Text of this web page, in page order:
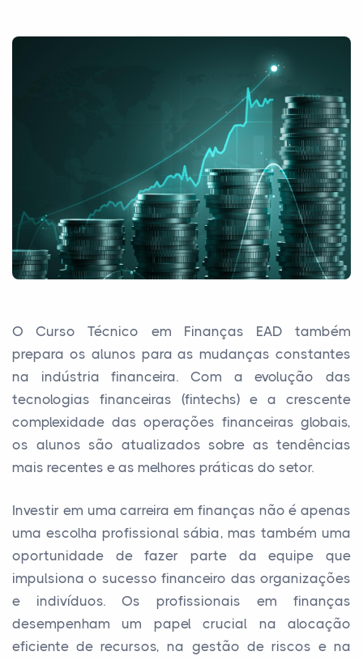
O Curso Técnico em Finanças EAD também
prepara os alunos para as mudanças constantes
na indústria financeira. Com a evolução das
tecnologias financeiras (fintechs) e a crescente
complexidade das operações financeiras globais,
os alunos são atualizados sobre as tendências
mais recentes e as melhores práticas do setor.
Investir em uma carreira em finanças não é apenas
uma escolha profissional sábia, mas também uma
oportunidade de fazer parte da equipe que
impulsiona o sucesso financeiro das organizações
e indivíduos. Os profissionais em finanças
desempenham um papel crucial na alocação
eficiente de recursos, na gestão de riscos e na